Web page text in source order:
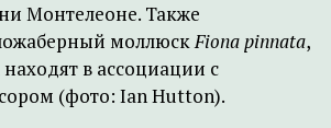
Монтелеоне. Также
моллюскFiona pinnata,
в ассоциации с
(фото: Ian Hutton).